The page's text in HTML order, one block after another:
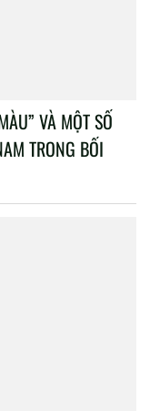
VÀ MỘT SỐ
TRONG BỐI